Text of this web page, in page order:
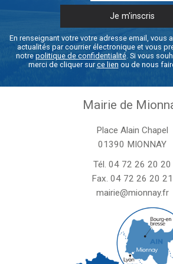
En renseignant votre votre adresse email, vous
actualités par courrier électronique et vous
notre politique de confidentialité. Si vous
merci de cliquer surce lien ou de nous
Mairie de
Place Alain Chapel
01390 MIONNAY
Tél. 04 72 26 20 20
Fax. 04 72 26 20 21
mairie@mionnay.fr